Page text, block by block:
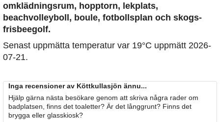
omklädningsrum, hopptorn, lekplats,
beachvolleyboll, boule, fotbollsplan och skogs-
frisbeegolf.
Senast uppmätta temperatur var 19°C uppmätt 2026-
07-21.
Inga recensioner av Köttkullasjön ännu...
Hjälp gärna nästa besökare genom att skriva några rader om
badplatsen, finns det toaletter? Är det långgrunt? Finns det
brygga eller glasskiosk?